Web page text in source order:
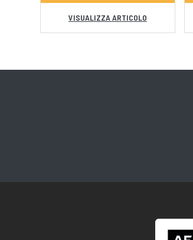
VISUALIZZA ARTICOLO